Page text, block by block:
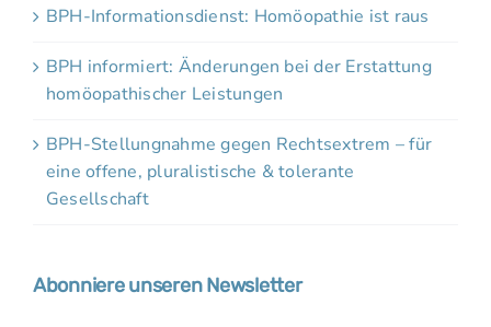
BPH-Informationsdienst: Homöopathie ist raus
BPH informiert: Änderungen bei der Erstattung
homöopathischer Leistungen
BPH-Stellungnahme gegen Rechtsextrem – für
eine offene, pluralistische & tolerante
Gesellschaft
Abonniere unseren Newsletter